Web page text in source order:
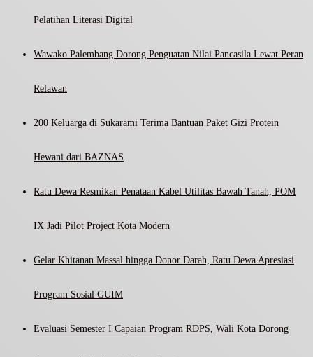
Pelatihan Literasi Digital
Wawako Palembang Dorong Penguatan Nilai Pancasila Lewat Peran
Relawan
200 Keluarga di Sukarami Terima Bantuan Paket Gizi Protein
Hewani dari BAZNAS
Ratu Dewa Resmikan Penataan Kabel Utilitas Bawah Tanah, POM
IX Jadi Pilot Project Kota Modern
Gelar Khitanan Massal hingga Donor Darah, Ratu Dewa Apresiasi
Program Sosial GUIM
Evaluasi Semester I Capaian Program RDPS, Wali Kota Dorong